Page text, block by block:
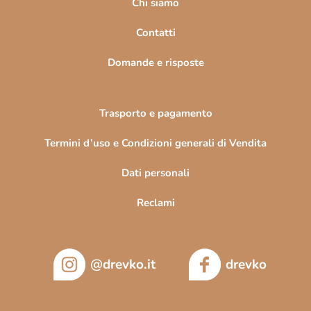
Chi siamo
Contatti
Domande e risposte
Trasporto e pagamento
Termini d’uso e Condizioni generali di Vendita
Dati personali
Reclami
@drevko.it drevko